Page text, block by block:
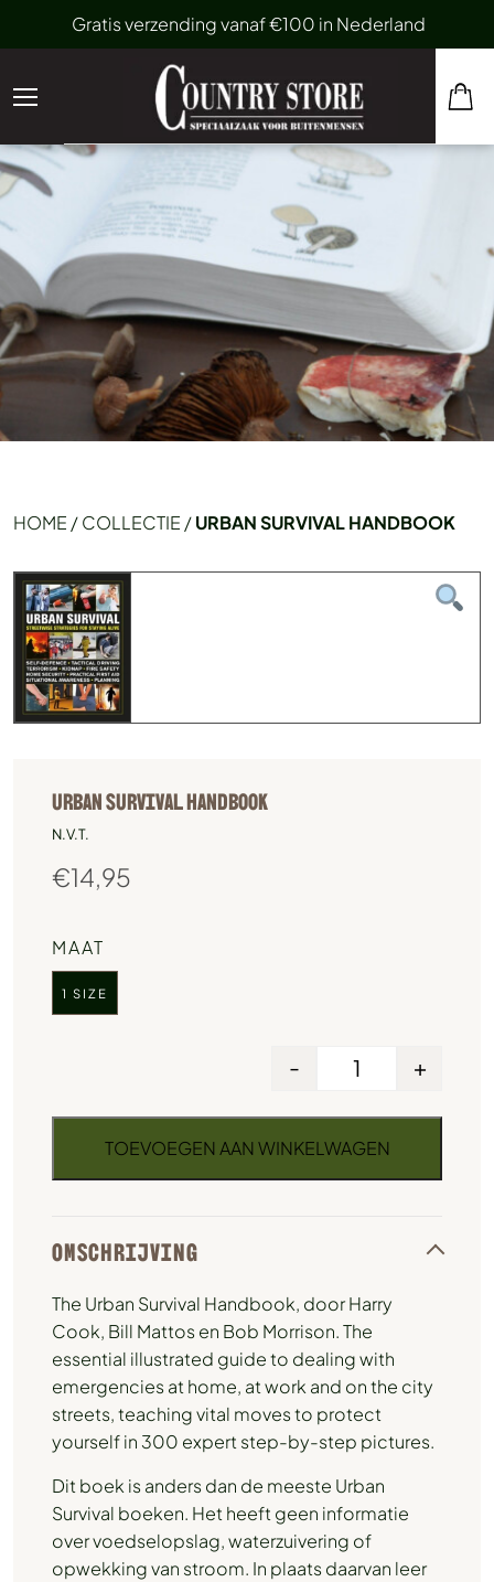
Gratis verzending vanaf €100 in Nederland
HOME /COLLECTIE /URBAN SURVIVAL HANDBOOK
URBAN SURVIVAL HANDBOOK
N.V.T.
€14,95
MAAT
1 SIZE
- +
TOEVOEGEN AAN WINKELWAGEN
OMSCHRIJVING
The Urban Survival Handbook, door Harry
Cook, Bill Mattos en Bob Morrison. The
essential illustrated guide to dealing with
emergencies at home, at work and on the city
streets, teaching vital moves to protect
yourself in 300 expert step-by-step pictures.
Dit boek is anders dan de meeste Urban
Survival boeken. Het heeft geen informatie
over voedselopslag, waterzuivering of
opwekking van stroom. In plaats daarvan leer